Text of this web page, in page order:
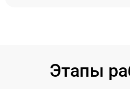
Этапы